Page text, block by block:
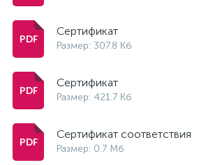
Сертификат
Размер: 307.8 Кб
Сертификат
Размер: 421.7 Кб
Сертификат соответствия
Размер: 0.7 Мб